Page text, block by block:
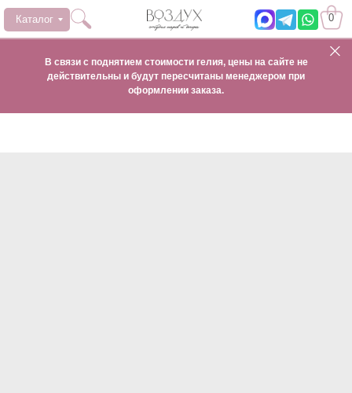
0
Каталог
В связи с поднятием стоимости гелия, цены на сайте не
действительны и будут пересчитаны менеджером при
оформлении заказа.